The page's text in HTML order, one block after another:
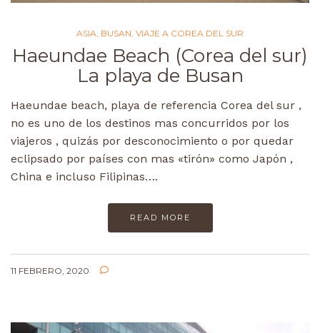
ASIA BUSAN VIAJE A COREA DEL SUR
Haeundae Beach (Corea del sur)
La playa de Busan
Haeundae beach, playa de referencia Corea del sur ,
no es uno de los destinos mas concurridos por los
viajeros , quizás por desconocimiento o por quedar
eclipsado por países con mas «tirón» como Japón ,
China e incluso Filipinas….
READ MORE
11 FEBRERO, 2020